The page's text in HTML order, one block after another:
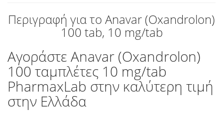
Περιγραφή για το Anavar (Oxandrolon)
100 tab, 10 mg/tab
Αγοράστε Anavar (Oxandrolon)
100 ταμπλέτες 10 mg/tab
PharmaxLab στην καλύτερη τιμή
στην Ελλάδα